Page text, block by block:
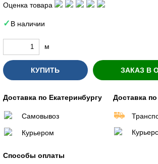
Оценка товара
В наличии
м
КУПИТЬ ЗАКАЗ В
Доставка по Екатеринбургу
Самовывоз
Курьером
Доставка
Способы оплаты